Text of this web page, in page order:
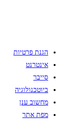
הגנת פרטיות
אינטרנט
סייבר
ביוטכנולוגיה
מחשוב ענן
מפת אתר